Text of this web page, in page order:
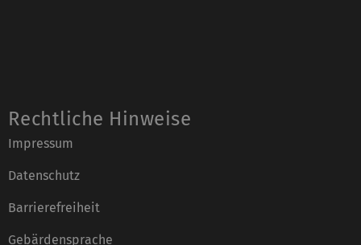
Rechtliche Hinweise
Impressum
Datenschutz
Barrierefreiheit
Gebärdensprache